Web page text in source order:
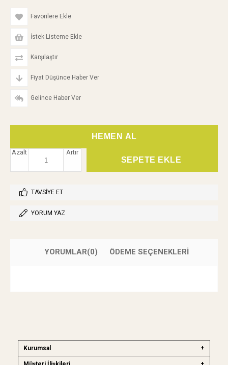
Favorilere Ekle
İstek Listeme Ekle
Karşılaştır
Fiyat Düşünce Haber Ver
Gelince Haber Ver
Artır
Azalt
TAVSIYE ET
YORUM YAZ
YORUMLAR(0) ÖDEME SEÇENEKLERI
Kurumsal